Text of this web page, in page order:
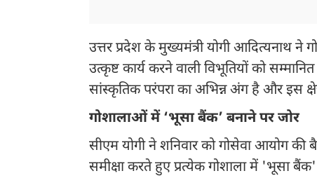
उत्तर प्रदेश के मुख्यमंत्री योगी आदित्यनाथ ने
उत्कृष्ट कार्य करने वाली विभूतियों को
सांस्कृतिक परंपरा का अभिन्न अंग है और इस
गोशालाओं में ‘भूसा बैंक’ बनाने पर जोर
सीएम योगी ने शनिवार को गोसेवा आयोग की
समीक्षा करते हुए प्रत्येक गोशाला में 'भूसा बैंक'